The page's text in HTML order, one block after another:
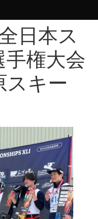
日本ス
手権大会
スキー